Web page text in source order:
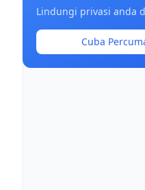
Lindungi privasi anda
Cuba